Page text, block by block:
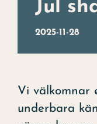
Om hotellet
Jul
2025-11-28
Vi välkomnar
underbara